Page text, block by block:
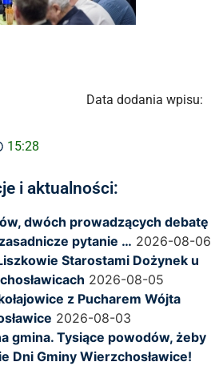
Data dodania wpisu:
15:28
i aktualności:
dwóch prowadzących debatę
pytanie … 2026-08-06
Starostami Dożynek u
2026-08-05
z Pucharem Wójta
2026-08-03
gmina. Tysiące powodów, żeby
Dni Gminy Wierzchosławice!